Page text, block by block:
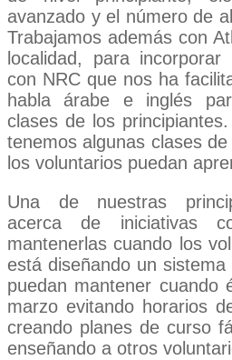
avanzado y el número de
Trabajamos además con
localidad, para
con NRC que nos ha
habla árabe e inglés
clases de los
tenemos algunas clases
los voluntarios puedan
Una de nuestras
acerca de iniciativas
mantenerlas cuando los
está diseñando un
puedan mantener cuando
marzo evitando horarios
creando planes de curso
enseñando a otros